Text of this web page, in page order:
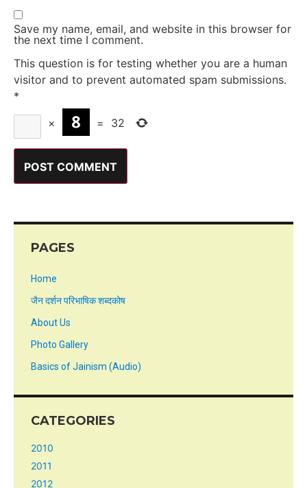
Save my name, email, and website in this browser for
the next time I comment.
This question is for testing whether you are a human
visitor and to prevent automated spam submissions.
*
×
= 32
PAGES
Home
जैन दर्शन परिभाषिक शब्दकोष
About Us
Photo Gallery
Basics of Jainism (Audio)
CATEGORIES
2010
2011
2012